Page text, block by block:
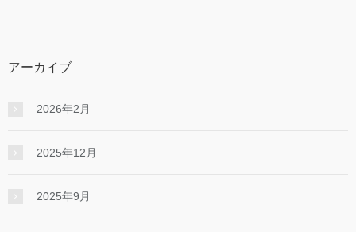
アーカイブ
2026年2月
2025年12月
2025年9月